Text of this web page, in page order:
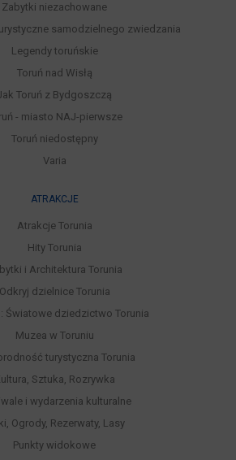
Zabytki niezachowane
samodzielnego zwiedzania
Legendy toruńskie
Toruń nad Wisłą
Toruń z Bydgoszczą
- miasto NAJ-pierwsze
Toruń niedostępny
Varia
ATRAKCJE
Atrakcje Torunia
Hity Torunia
i Architektura Torunia
Odkryj dzielnice Torunia
Światowe dziedzictwo Torunia
Muzea w Toruniu
turystyczna Torunia
Sztuka, Rozrywka
i wydarzenia kulturalne
Ogrody, Rezerwaty, Lasy
Punkty widokowe